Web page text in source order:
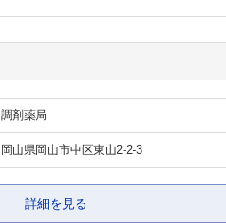
調剤薬局
岡山県岡山市中区東山2-2-3
詳細を見る